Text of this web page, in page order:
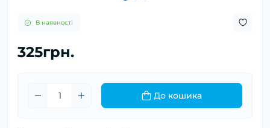
В наявності
325грн.
До кошика